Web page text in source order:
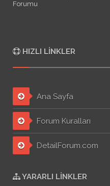
Forumu
HIZLI LINKLER
Ana Sayfa
Forum Kuralları
DetailForum.com
YARARLI LINKLER